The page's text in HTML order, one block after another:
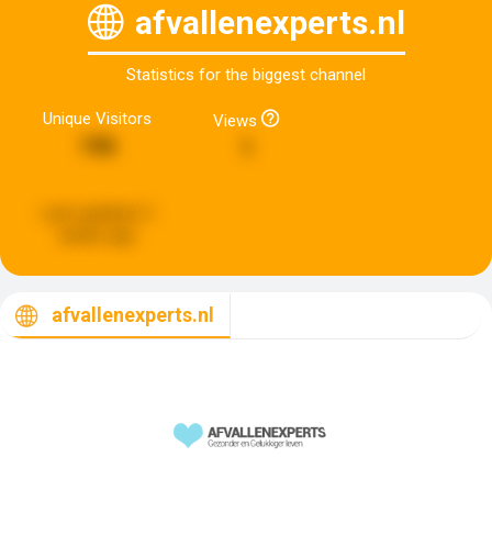
afvallenexperts.nl
Statistics for the biggest channel
Unique Visitors Views
afvallenexperts.nl